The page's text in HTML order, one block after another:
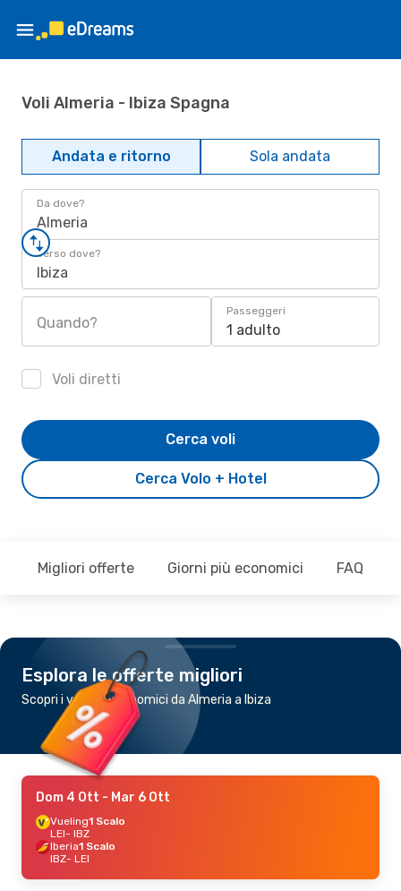
Voli Almeria - Ibiza Spagna
Andata e ritorno Sola andata
Da dove?
Almeria
Verso dove?
Ibiza
Quando?
Passeggeri
1 adulto
Voli diretti
Cerca Volo + Hotel
Cerca voli
Migliori offerte Giorni più economici FAQ
Esplora le offerte migliori
Scopri i voli più economici da Almeria a Ibiza
Dom 4 Ott - Mar 6 Ott
Vueling1 Scalo
LEI- IBZ
Iberia1 Scalo
IBZ- LEI